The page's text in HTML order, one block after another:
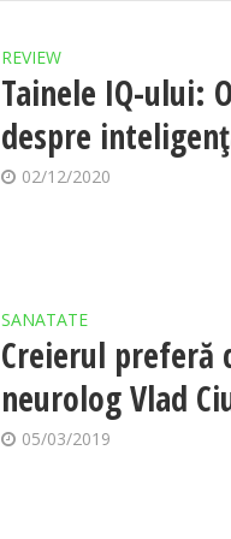
REVIEW
Tainele IQ-ului:
despre
02/12/2020
SANATATE
Creierul preferă
neurolog Vlad
05/03/2019